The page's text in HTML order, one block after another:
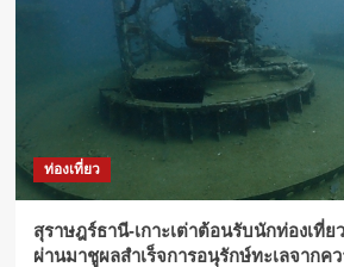
ท่องเที่ยว
สุราษฎร์ธานี-เกาะเต่าต้อนรับนักท่องเที่
ผ่านมาชูผลสำเร็จการอนุรักษ์ทะเลจากค